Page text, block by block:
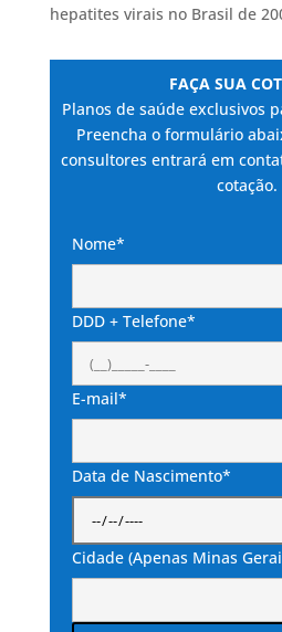
hepatites virais no Brasil de
FAÇA SUA
Planos de saúde exclusivos
Preencha o formulário
consultores entrará em
cotação.
Nome*
DDD + Telefone*
E-mail*
Data de Nascimento*
Cidade (Apenas Minas